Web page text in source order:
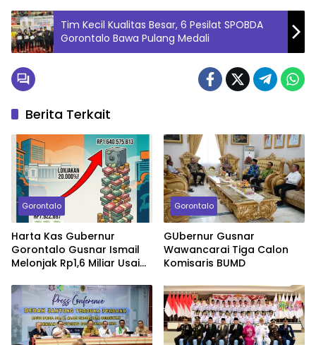
Tim Kecil Kualitas Besar, 6 Pesilat SPOBDA
Gorontalo Bawa Pulang Medali
Berita Terkait
Gorontalo
Harta Kas Gubernur
Gorontalo Gusnar Ismail
Melonjak Rp1,6 Miliar Usai
Gorontalo
GUbernur Gusnar
Wawancarai Tiga Calon
Komisaris BUMD